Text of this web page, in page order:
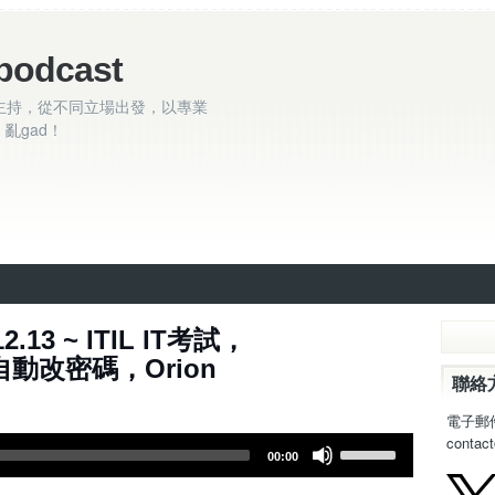
，從不同立場出發，以專業
gad！
~ ITIL IT考試，
改密碼，Orion
00:00
s
聯絡
電子郵